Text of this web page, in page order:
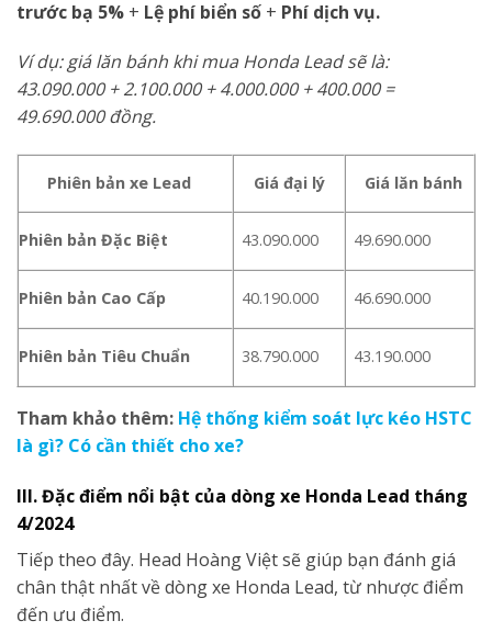
trước bạ 5% + Lệ phí biển số + Phí dịch vụ.
Ví dụ: giá lăn bánh khi mua Honda Lead sẽ là:
43.090.000 + 2.100.000 + 4.000.000 + 400.000 =
49.690.000đồng.
Phiên bản xe Lead Giá đại lý Giá lăn bánh
Phiên bản Đặc Biệt 43.090.000 49.690.000
Phiên bản Cao Cấp 40.190.000 46.690.000
Phiên bản Tiêu Chuẩn 38.790.000 43.190.000
Tham khảo thêm: Hệ thống kiểm soát lực kéo HSTC
là gì? Có cần thiết cho xe?
III. Đặc điểm nổi bật của dòng xe Honda Lead tháng
4/2024
Tiếp theo đây. Head Hoàng Việt sẽ giúp bạn đánh giá
chân thật nhất về dòng xe Honda Lead, từ nhược điểm
đến ưu điểm.